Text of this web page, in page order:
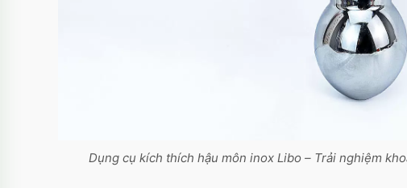
Dụng cụ kích thích hậu môn inox Libo – Trải nghiệm